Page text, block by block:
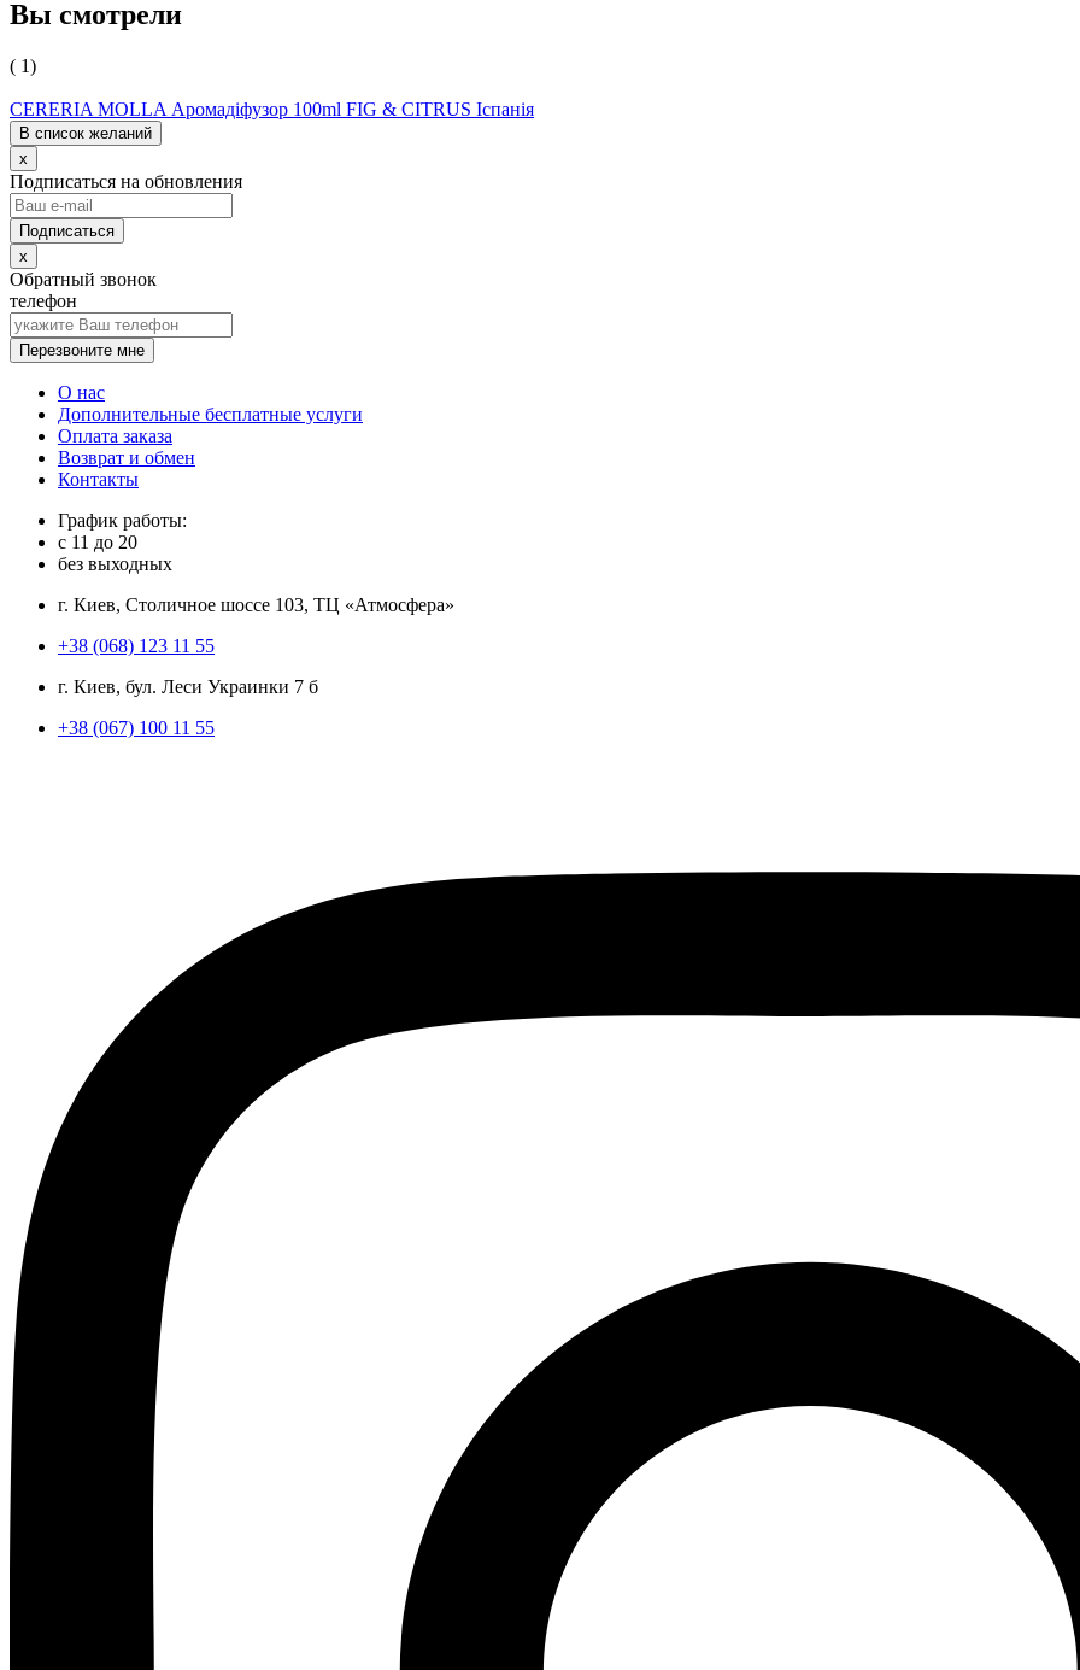
Вы смотрели
( 1)
CERERIA MOLLA Аромадіфузор 100ml FIG & CITRUS Іспанія
В список желаний
x
Подписаться на обновления
x
Обратный звонок
телефон
Перезвоните мне
О нас
Дополнительные бесплатные услуги
Оплата заказа
Возврат и обмен
Контакты
График работы:
с 11 до 20
без выходных
г. Киев, Столичное шоссе 103, ТЦ «Атмосфера»
+38 (068) 123 11 55
г. Киев, бул. Леси Украинки 7 б
+38 (067) 100 11 55